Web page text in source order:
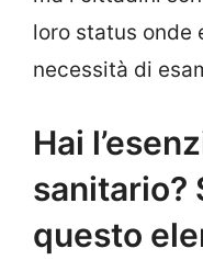
loro status onde
necessità di
Hai
sanitario?
questo